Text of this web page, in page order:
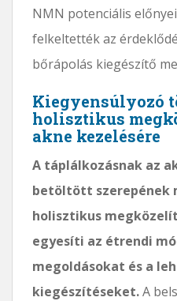
NMN potenciális
felkeltették az
bőrápolás kiegészítő
Kiegyensúlyozó
holisztikus
akne kezelésére
A táplálkozásnak az
betöltött szerepének
holisztikus
egyesíti az étrendi
megoldásokat és a
kiegészítéseket.A